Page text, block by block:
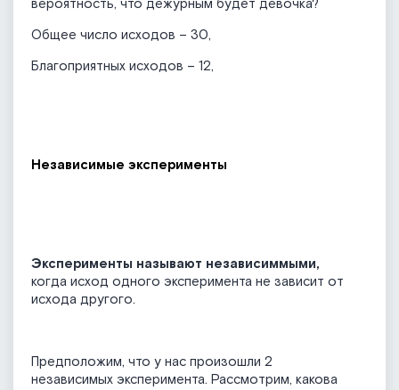
вероятность, что дежурным будет девочка?
Общее число исходов – 30,
Благоприятных исходов – 12,
Независимые эксперименты
Эксперименты называют независиммыми,
когда исход одного эксперимента не зависит от
исхода другого.
Предположим, что у нас произошли 2
независимых эксперимента. Рассмотрим, какова